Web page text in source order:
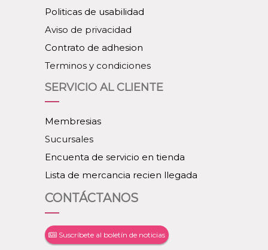
Politicas de usabilidad
Aviso de privacidad
Contrato de adhesion
Terminos y condiciones
SERVICIO AL CLIENTE
Membresias
Sucursales
Encuenta de servicio en tienda
Lista de mercancia recien llegada
CONTÁCTANOS
Suscríbete al boletín de noticias